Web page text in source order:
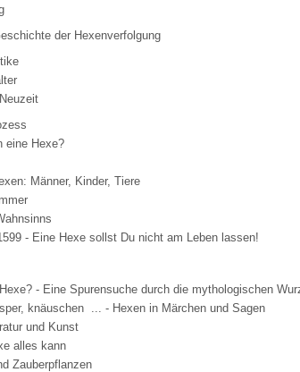
der Hexenverfolgung
eine Hexe?
Männer, Kinder, Tiere
- Eine Hexe sollst Du nicht am Leben lassen!
- Eine Spurensuche durch die mythologischen
knäuschen ... - Hexen in Märchen und Sagen
und Kunst
alles kann
Zauberpflanzen